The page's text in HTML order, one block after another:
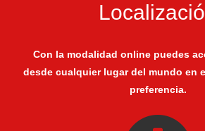
Con la modalidad online puedes
desde cualquier lugar del mundo en
preferencia.